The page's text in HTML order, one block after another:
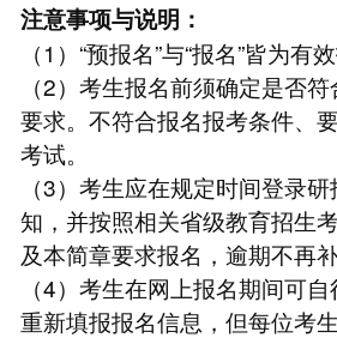
注意事项与说明：
（1）“预报名”与“报名”皆为有效
（2）考生报名前须确定是否符
要求。不符合报名报考条件、
考试。
（3）考生应在规定时间登录
知，并按照相关省级教育招生
及本简章要求报名，逾期不再补
（4）考生在网上报名期间可
重新填报报名信息，但每位考